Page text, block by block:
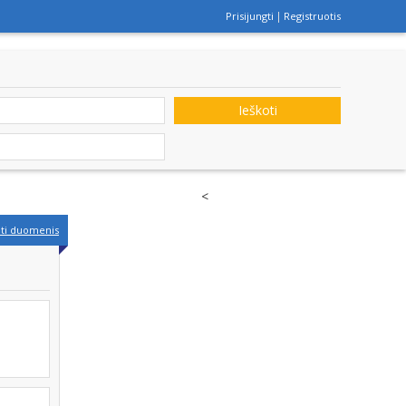
Prisijungti Registruotis
Ieškoti
duomenis
<